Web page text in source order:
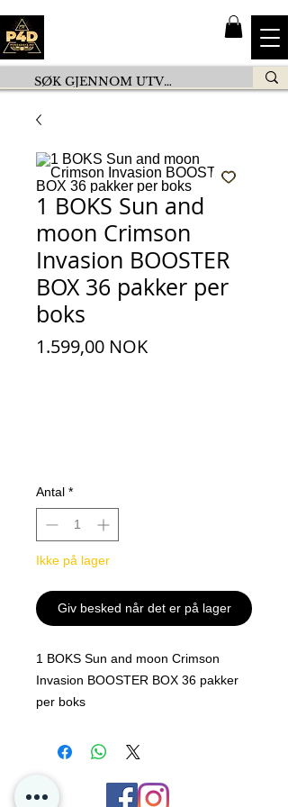
1 BOKS Sun and
moon Crimson
Invasion BOOSTER
BOX 36 pakker per
boks
1.599,00 NOKPris
Antal *
Ikke på lager
Giv besked når det er på lager
1 BOKS Sun and moon Crimson
Invasion BOOSTER BOX 36 pakker
per boks